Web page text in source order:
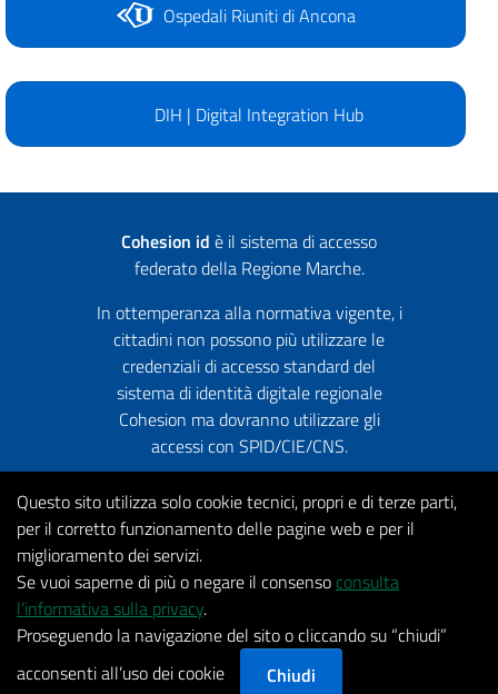
Questo sito utilizza solo cookie tecnici, propri e di terze parti,
per il corretto funzionamento delle pagine web e per il
miglioramento dei servizi.
Se vuoi saperne di più o negare il consenso consulta
l’informativa sulla privacy.
Proseguendo la navigazione del sito o cliccando su “chiudi”
acconsenti all’uso dei cookie
Chiudi
Ospedali Riuniti di Ancona
DIH | Digital Integration Hub
Cohesion id è il sistema di accesso
federato della Regione Marche.
In ottemperanza alla normativa vigente, i
cittadini non possono più utilizzare le
credenziali di accesso standard del
sistema di identità digitale regionale
Cohesion ma dovranno utilizzare gli
accessi con SPID/CIE/CNS.
Copyright
2022 by
Regione
Privacy Termini Di Utilizzo
Informativa sui
Cookie
Accessibilità
Questionario di soddisfazione